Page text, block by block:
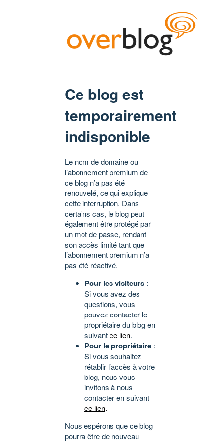
Ce blog est
temporairement
indisponible
Le nom de domaine ou
l’abonnement premium de
ce blog n’a pas été
renouvelé, ce qui explique
cette interruption. Dans
certains cas, le blog peut
également être protégé par
un mot de passe, rendant
son accès limité tant que
l’abonnement premium n’a
pas été réactivé.
Pour les visiteurs :
Si vous avez des
questions, vous
pouvez contacter le
propriétaire du blog en
suivantce lien.
Pour le propriétaire :
Si vous souhaitez
rétablir l’accès à votre
blog, nous vous
invitons à nous
contacter en suivant
ce lien.
Nous espérons que ce blog
pourra être de nouveau